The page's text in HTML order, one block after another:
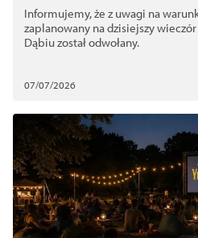
Informujemy, że z uwagi na
zaplanowany na dzisiejszy
Dąbiu został odwołany.
07/07/2026